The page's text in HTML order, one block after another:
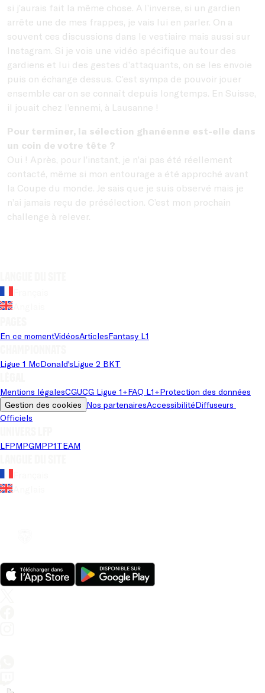
si j’aurais fait la même chose. A l’inverse, si un gardien
arrête une de mes frappes, je vais lui en parler. On a
souvent ces discussions dans le vestiaire mais aussi sur
Instagram. Si je vois une vidéo spécifique autour des
gardiens et lui des gestes d’attaquants, on se les envoie
puis on échange dessus. C’est sympa de pouvoir jouer
ensemble car on se connaît depuis longtemps. En Suisse,
il jouait chez l’ennemi, à Lausanne !
Pour terminer, la sélection ghanéenne est-elle dans
un coin de votre tête ?
Oui ! Après, pour l’instant, je n’ai pas été réellement
contacté, même si mon entourage a été approché avant
la Coupe du monde. Je sais que je suis observé mais je
n’ai jamais reçu de présélection. C’est mon prochain
challenge à relever.
En ce momentVidéosArticlesFantasy L1
Ligue 1 McDonald'sLigue 2 BKT
Mentions légalesCGUCG Ligue 1+FAQ L1+Protection des données
Gestion des cookies Nos partenairesAccessibilitéDiffuseurs
Officiels
LFPMPGMPP1TEAM